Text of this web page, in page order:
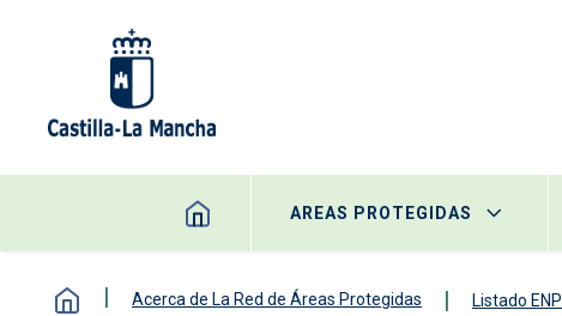
AREAS PROTEGIDAS
Acerca de La Red de Áreas Protegidas Listado ENP